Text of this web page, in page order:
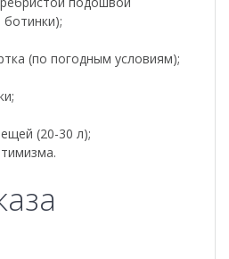
(по погодным условиям);
(20-30 л);